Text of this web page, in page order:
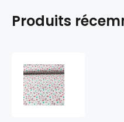
Produits